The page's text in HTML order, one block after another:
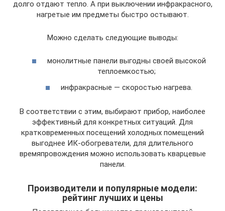
долго отдают тепло. А при выключении инфракрасного,
нагретые им предметы быстро остывают.
Можно сделать следующие выводы:
монолитные панели выгодны своей высокой
теплоемкостью;
инфракрасные — скоростью нагрева.
В соответствии с этим, выбирают прибор, наиболее
эффективный для конкретных ситуаций. Для
кратковременных посещений холодных помещений
выгоднее ИК-обогреватели, для длительного
времяпровождения можно использовать кварцевые
панели.
Производители и популярные модели:
рейтинг лучших и цены